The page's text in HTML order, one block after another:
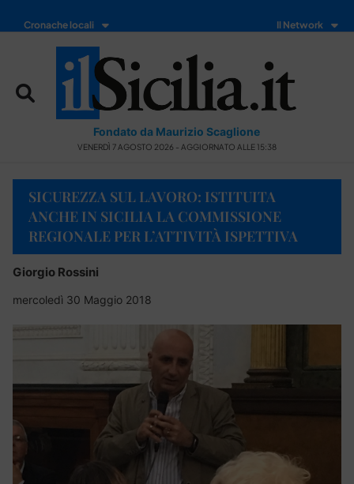
Cronache locali Il Network
Fondato da Maurizio Scaglione
VENERDÌ 7 AGOSTO 2026 - AGGIORNATO ALLE 15:38
SICUREZZA SUL LAVORO: ISTITUITA
ANCHE IN SICILIA LA COMMISSIONE
REGIONALE PER L’ATTIVITÀ ISPETTIVA
Giorgio Rossini
mercoledì 30 Maggio 2018